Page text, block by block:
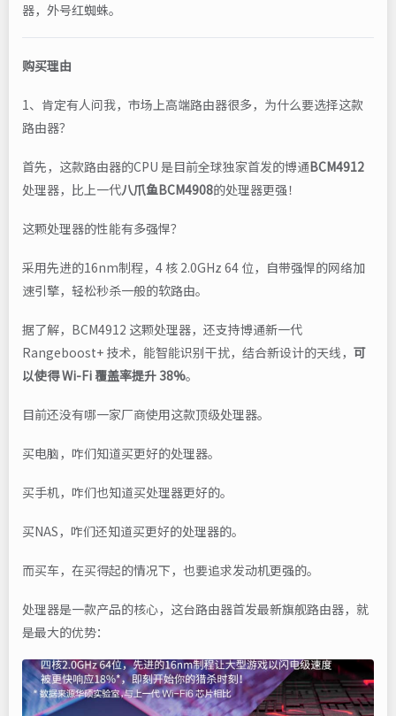
器，外号红蜘蛛。
购买理由
1、肯定有人问我，市场上高端路由器很多，为什么要选择这款
路由器？
首先，这款路由器的CPU 是目前全球独家首发的博通BCM4912
处理器，比上一代八爪鱼BCM4908的处理器更强！
这颗处理器的性能有多强悍？
采用先进的16nm制程，4 核 2.0GHz 64 位，自带强悍的网络加
速引擎，轻松秒杀一般的软路由。
据了解，BCM4912 这颗处理器，还支持博通新一代
Rangeboost+ 技术，能智能识别干扰，结合新设计的天线， 可
以使得 Wi-Fi 覆盖率提升 38%。
目前还没有哪一家厂商使用这款顶级处理器。
买电脑，咋们知道买更好的处理器。
买手机，咋们也知道买处理器更好的。
买NAS，咋们还知道买更好的处理器的。
而买车，在买得起的情况下，也要追求发动机更强的。
处理器是一款产品的核心，这台路由器首发最新旗舰路由器，就
是最大的优势：